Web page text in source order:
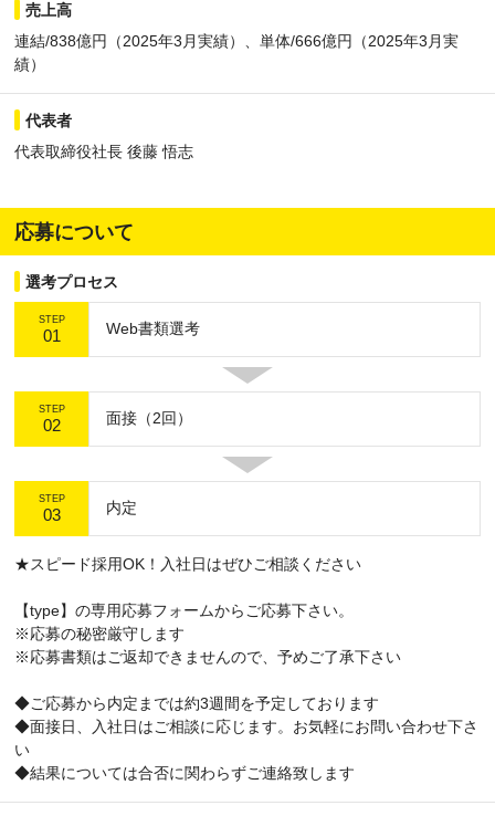
売上高
連結/838億円（2025年3月実績）、単体/666億円（2025年3月実
績）
代表者
代表取締役社長 後藤 悟志
応募について
選考プロセス
STEP
01 Web書類選考
STEP
02 面接（2回）
STEP
03 内定
★スピード採用OK！入社日はぜひご相談ください
【type】の専用応募フォームからご応募下さい。
※応募の秘密厳守します
※応募書類はご返却できませんので、予めご了承下さい
◆ご応募から内定までは約3週間を予定しております
◆面接日、入社日はご相談に応じます。お気軽にお問い合わせ下さ
い
◆結果については合否に関わらずご連絡致します